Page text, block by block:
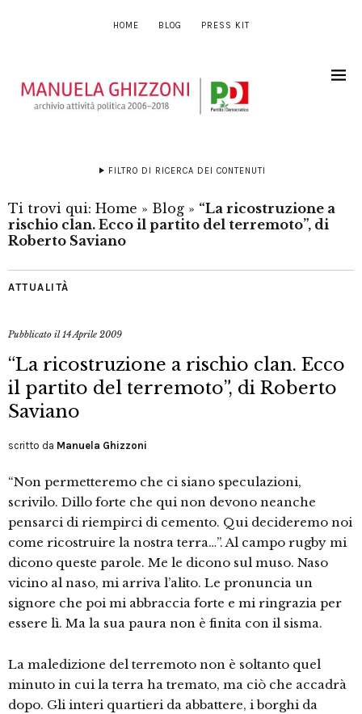
HOME BLOG PRESS KIT
FILTRO DI RICERCA DEI CONTENUTI
Ti trovi qui: Home » Blog » “La ricostruzione a
rischio clan. Ecco il partito del terremoto”, di
Roberto Saviano
ATTUALITÀ
Pubblicato il14 Aprile 2009
“La ricostruzione a rischio clan. Ecco
il partito del terremoto”, di Roberto
Saviano
scritto da Manuela Ghizzoni
“Non permetteremo che ci siano speculazioni,
scrivilo. Dillo forte che qui non devono neanche
pensarci di riempirci di cemento. Qui decideremo noi
come ricostruire la nostra terra…”. Al campo rugby mi
dicono queste parole. Me le dicono sul muso. Naso
vicino al naso, mi arriva l’alito. Le pronuncia un
signore che poi mi abbraccia forte e mi ringrazia per
essere lì. Ma la sua paura non è finita con il sisma.
La maledizione del terremoto non è soltanto quel
minuto in cui la terra ha tremato, ma ciò che accadrà
dopo. Gli interi quartieri da abbattere, i borghi da